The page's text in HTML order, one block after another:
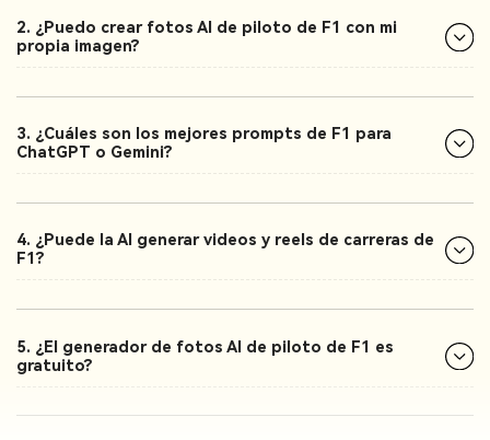
2. ¿Puedo crear fotos AI de piloto de F1 con mi
propia imagen?
3. ¿Cuáles son los mejores prompts de F1 para
ChatGPT o Gemini?
4. ¿Puede la AI generar videos y reels de carreras de
F1?
5. ¿El generador de fotos AI de piloto de F1 es
gratuito?